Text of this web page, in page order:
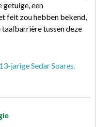
getuige, een
feit zou hebben bekend,
tussen deze
jarige Sedar Soares